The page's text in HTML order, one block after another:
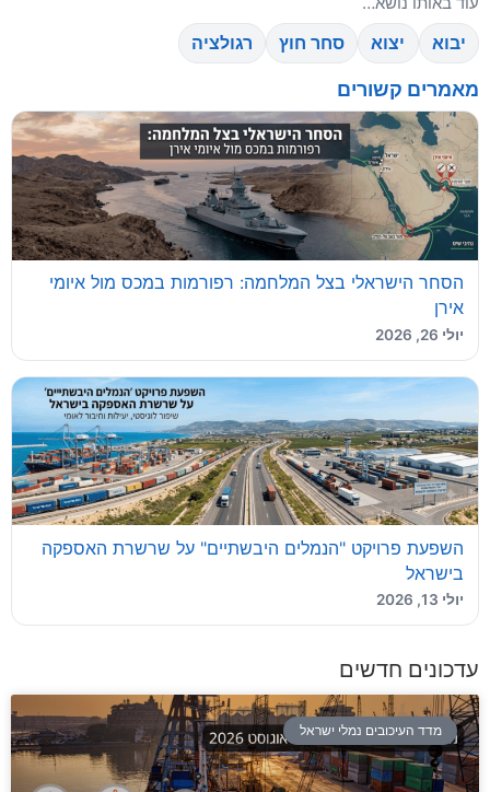
יבוא יצוא סחר חוץ רגולציה
מאמרים קשורים
הסחר הישראלי בצל המלחמה: רפורמות במכס מול איומי
אירן
יולי 26, 2026
השפעת פרויקט "הנמלים היבשתיים" על שרשרת האספקה
בישראל
יולי 13, 2026
עדכונים חדשים
מדד העיכובים נמלי ישראל